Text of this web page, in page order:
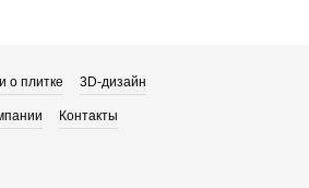
о плитке 3D-дизайн
Контакты